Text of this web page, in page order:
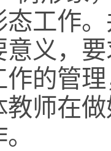
工作
义，
的管
教师在